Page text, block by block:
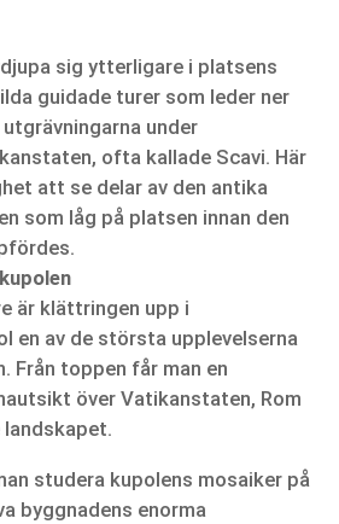
sig ytterligare i platsens
guidade turer som leder ner
under
ofta kallade Scavi. Här
att se delar av den antika
som låg på platsen innan den
är klättringen upp i
en av de största upplevelserna
Från toppen får man en
över Vatikanstaten, Rom
studera kupolens mosaiker på
byggnadens enorma